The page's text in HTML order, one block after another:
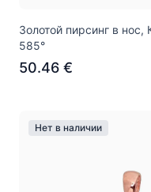
Золотой пирсинг в нос,
585°
50.46 €
Нет в наличии